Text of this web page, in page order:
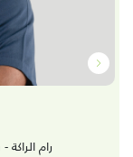
رام